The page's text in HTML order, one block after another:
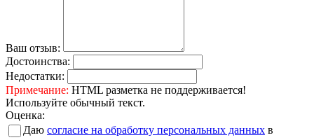
Ваш отзыв:
Достоинства:
Недостатки:
Примечание: HTML разметка не поддерживается!
Используйте обычный текст.
Оценка:
Даю согласие на обработку персональных данных в